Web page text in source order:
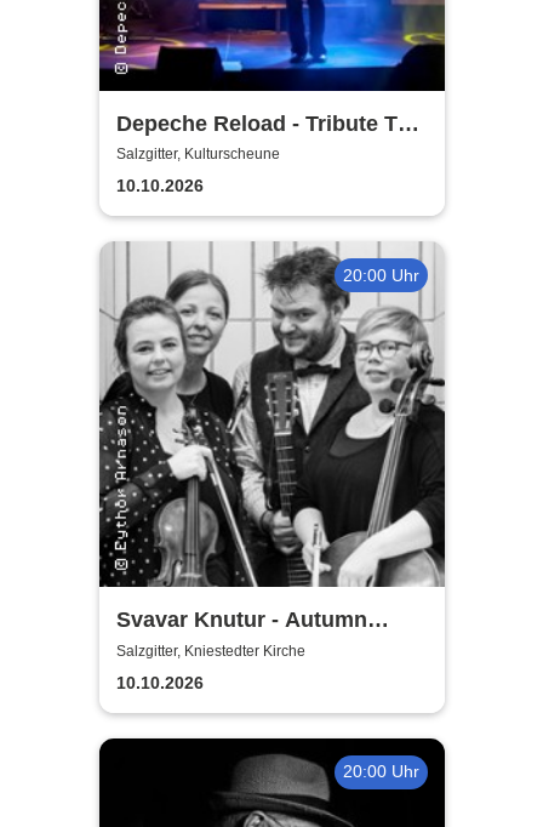
Depeche Reload - Tribute To
Depeche Mode
Salzgitter, Kulturscheune
10.10.2026
20:00 Uhr
Svavar Knutur - Autumn
String Trio Tour
Salzgitter, Kniestedter Kirche
10.10.2026
20:00 Uhr